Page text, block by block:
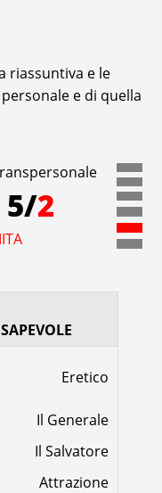
riassuntiva e le
e di quella
5/2
Eretico
Il Generale
Il Salvatore
Attrazione